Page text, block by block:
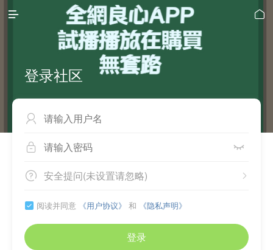
 
登录社区

 
 
安全提问(未设置请忽略)
 阅读并同意 《用户协议》 和 《隐私声明》
登录